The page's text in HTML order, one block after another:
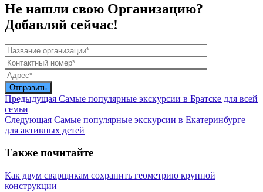
Не нашли свою Организацию?
Добавляй сейчас!
Предыдущая Самые популярные экскурсии в Братске для всей
семьи
Следующая Самые популярные экскурсии в Екатеринбурге
для активных детей
Также почитайте
Как двум сварщикам сохранить геометрию крупной
конструкции